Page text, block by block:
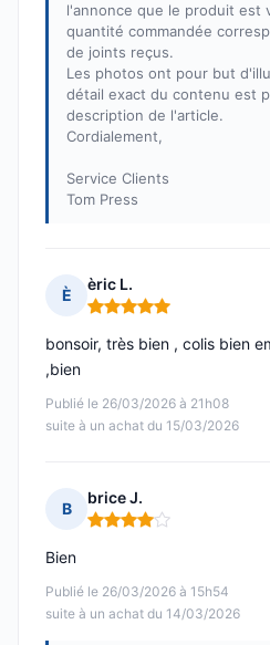
l'annonce que le produit est
quantité commandée
de joints reçus.
Les photos ont pour but
détail exact du contenu est
description de l'article.
Cordialement,
Service Clients
Tom Press
È
èric L.
Note : 5 sur 5
Publié le 26/03/2026 à 21h08
suite à un achat du 15/03/2026
bonsoir, très bien , colis bien
,bien
B
brice J.
Note : 4 sur 5
Publié le 26/03/2026 à 15h54
suite à un achat du 14/03/2026
Bien